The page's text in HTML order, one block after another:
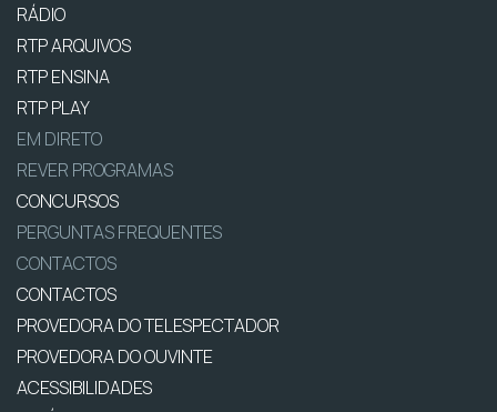
RÁDIO
RTP ARQUIVOS
RTP ENSINA
RTP PLAY
EM DIRETO
REVER PROGRAMAS
CONCURSOS
PERGUNTAS FREQUENTES
CONTACTOS
CONTACTOS
PROVEDORA DO TELESPECTADOR
PROVEDORA DO OUVINTE
ACESSIBILIDADES